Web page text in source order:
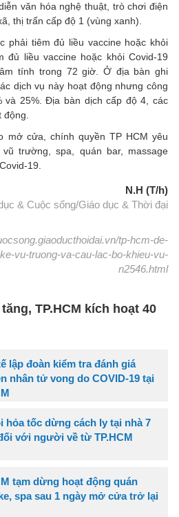
văn hóa nghệ thuật, trò chơi điện
thị trấn cấp độ 1 (vùng xanh).
phải tiêm đủ liều vaccine hoặc khỏi
đủ liều vaccine hoặc khỏi Covid-19
tính trong 72 giờ. Ở địa bàn ghi
dịch vụ này hoạt động nhưng công
và 25%. Địa bàn dịch cấp độ 4, các
mở cửa, chính quyền TP HCM yêu
trường, spa, quán bar, massage
19.
N.H (T/h)
& Cuộc sống/Giáo dục & Thời đại
tp-hcm-de-
vu-truong-va-cau-lac-bo-khieu-vu-
n2546.html
TP.HCM kích hoạt 40
lập đoàn kiểm tra đánh giá
nhân tử vong do COVID-19 tại
hỏa tốc dừng cách ly tại nhà 7
với người về từ TP.HCM
tạm dừng hoạt động quán
spa sau 1 ngày mở cửa trở lại